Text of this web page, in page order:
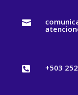

 +503